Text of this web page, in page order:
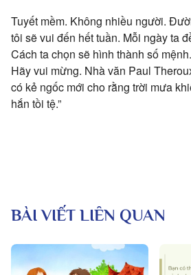
Tuyết mềm. Không nhiều người.
tôi sẽ vui đến hết tuần. Mỗi ngày ta
Cách ta chọn sẽ hình thành số
Hãy vui mừng. Nhà văn Paul
có kẻ ngốc mới cho rằng trời mưa
hắn tồi tệ.”
BÀI VIẾT LIÊN QUAN